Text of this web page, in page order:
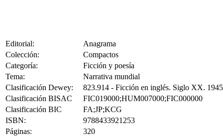
Editorial:
Anagrama
Colección:
Compactos
Categoría:
Ficción y poesía
Tema:
Narrativa mundial
Clasificación Dewey:
823.914 - Ficción en inglés. Siglo XX.
Clasificación BISAC
FIC019000;HUM007000;FIC000000
Clasificación BIC
FA;JP;KCG
ISBN:
9788433921253
Páginas:
320